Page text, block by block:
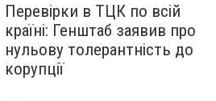
Перевірки в ТЦК по всій
країні: Генштаб заявив про
нульову толерантність до
корупції